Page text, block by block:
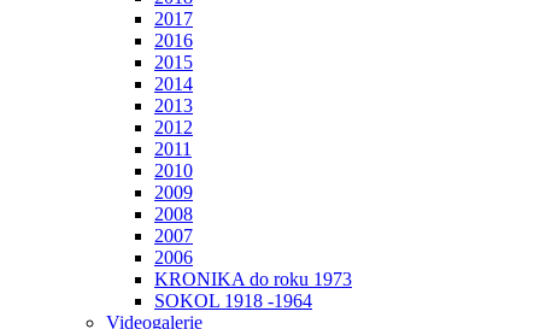
2017
2016
2015
2014
2013
2012
2011
2010
2009
2008
2007
2006
KRONIKA do roku 1973
SOKOL 1918 -1964
Videogalerie